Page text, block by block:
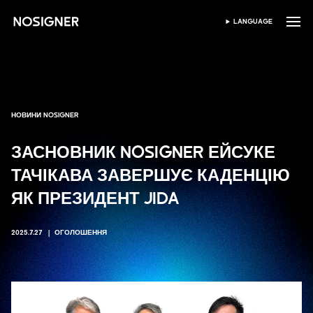
ГОЛОВНА
ВИБЕРІТЬ МОВУ
LANGUAGE
НОВИНИ NOSIGNER
ЗАСНОВНИК NOSIGNER ЕЙСУКЕ
ТАЧІКАВА ЗАВЕРШУЄ КАДЕНЦІЮ
ЯК ПРЕЗИДЕНТ JIDA
2025.7.27 ОГОЛОШЕННЯ